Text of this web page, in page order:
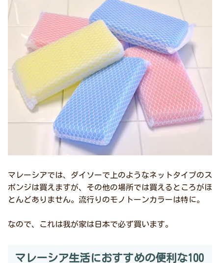
マレーシアでは、ダイソーで上のようなネットタイプのス
ポンジは買えますが、その他の場所では買えるところがほ
とんどありません。流行りのモノトーンカラーは特に。
なので、これは我が家は日本で必ず買います。
マレーシア生活におすすめの便利な100